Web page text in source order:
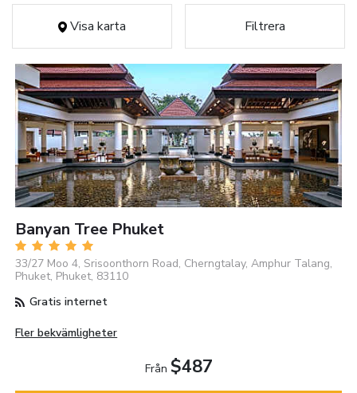
Visa karta Filtrera
Banyan Tree Phuket
33/27 Moo 4, Srisoonthorn Road, Cherngtalay, Amphur Talang,
Phuket, Phuket, 83110
Gratis internet
Fler bekvämligheter
Från $487